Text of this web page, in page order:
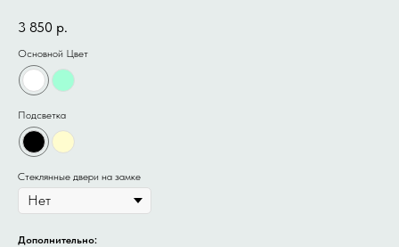
3 850 р.
Основной Цвет
Подсветка
Стеклянные двери на замке
Дополнительно: